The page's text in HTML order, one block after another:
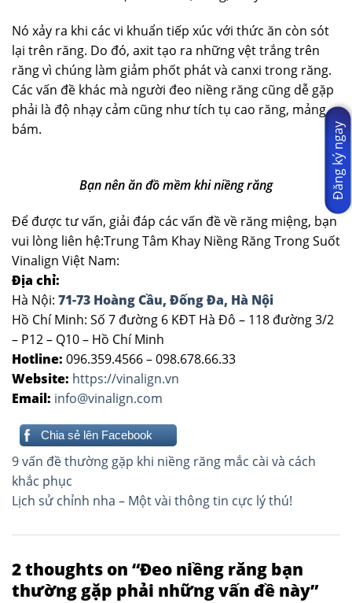
Nó xảy ra khi các vi khuẩn tiếp xúc với thức ăn còn sót
lại trên răng. Do đó, axit tạo ra những vệt trắng trên
răng vì chúng làm giảm phốt phát và canxi trong răng.
Các vấn đề khác mà người đeo niềng răng cũng dễ gặp
phải là độ nhạy cảm cũng như tích tụ cao răng, mảng
bám.
Bạn nên ăn đồ mềm khi niềng răng
Để được tư vấn, giải đáp các vấn đề về răng miệng, bạn
vui lòng liên hệ:Trung Tâm Khay Niềng Răng Trong Suốt
Vinalign Việt Nam:
Địa chỉ:
Hà Nội: 71-73 Hoàng Cầu, Đống Đa, Hà Nội
Hồ Chí Minh: Số 7 đường 6 KĐT Hà Đô – 118 đường 3/2
– P12 – Q10 – Hồ Chí Minh
Hotline: 096.359.4566 – 098.678.66.33
Website: https://vinalign.vn
Email: info@vinalign.com
Chia sẻ lên Facebook
Điều
hướng
bài
9 vấn đề thường gặp khi niềng răng mắc cài và cách
khắc phục
Lịch sử chỉnh nha – Một vài thông tin cực lý thú!
2 thoughts on “Đeo niềng răng bạn
thường gặp phải những vấn đề này”
Đăng ký ngay